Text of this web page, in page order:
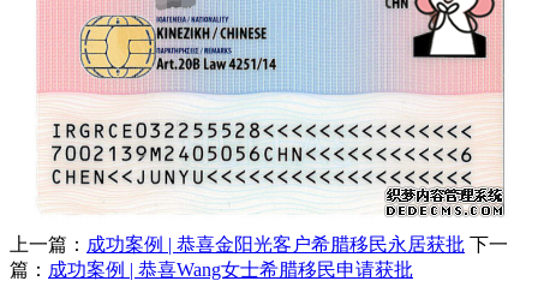
上一篇： 成功案例 | 恭喜金阳光客户希腊移民永居获批 下一
篇： 成功案例 | 恭喜Wang女士希腊移民申请获批